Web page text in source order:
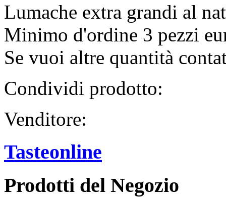
Lumache extra grandi al
Minimo d'ordine 3 pezzi
Se vuoi altre quantità
Condividi prodotto:
Venditore:
Tasteonline
Prodotti del Negozio